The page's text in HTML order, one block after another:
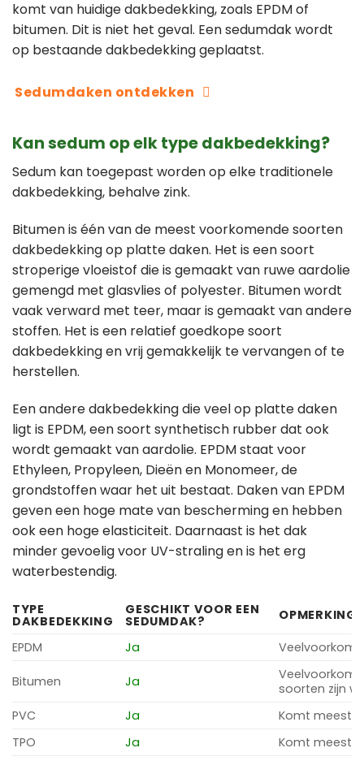
komt van huidige dakbedekking, zoals EPDM of
bitumen. Dit is niet het geval. Een sedumdak wordt
op bestaande dakbedekking geplaatst.
Sedumdaken ontdekken
Kan sedum op elk type dakbedekking?
Sedum kan toegepast worden op elke traditionele
dakbedekking, behalve zink.
Bitumen is één van de meest voorkomende soorten
dakbedekking op platte daken. Het is een soort
stroperige vloeistof die is gemaakt van ruwe aardolie
gemengd met glasvlies of polyester. Bitumen wordt
vaak verward met teer, maar is gemaakt van andere
stoffen. Het is een relatief goedkope soort
dakbedekking en vrij gemakkelijk te vervangen of te
herstellen.
Een andere dakbedekking die veel op platte daken
ligt is EPDM, een soort synthetisch rubber dat ook
wordt gemaakt van aardolie. EPDM staat voor
Ethyleen, Propyleen, Dieën en Monomeer, de
grondstoffen waar het uit bestaat. Daken van EPDM
geven een hoge mate van bescherming en hebben
ook een hoge elasticiteit. Daarnaast is het dak
minder gevoelig voor UV-straling en is het erg
waterbestendig.
TYPE
DAKBEDEKKING
GESCHIKT VOOR EEN
SEDUMDAK?
EPDM
Ja
Bitumen Ja
soorten zijn
PVC
Ja
Komt
TPO
Ja Komt